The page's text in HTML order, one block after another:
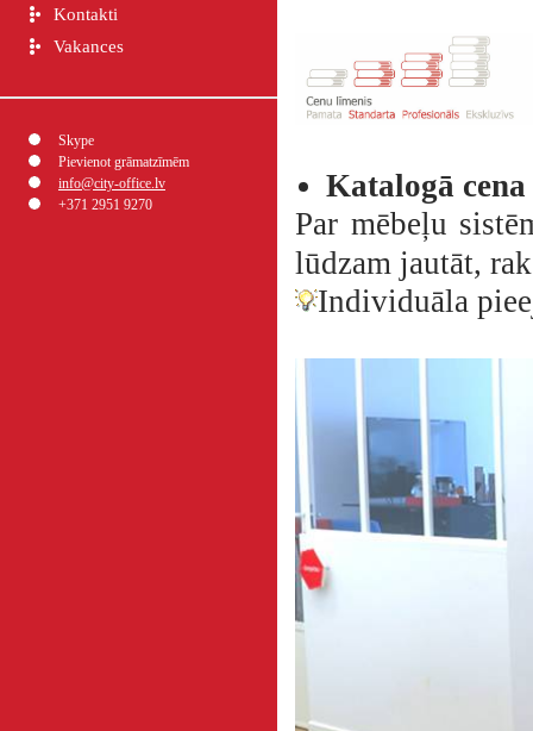
Kontakti
Vakances
Skype
Pievienot grāmatzīmēm
info@city-office.lv
+371 2951 9270
Katalogā cena
Par mēbeļu
lūdzam jautāt,
Individuāla